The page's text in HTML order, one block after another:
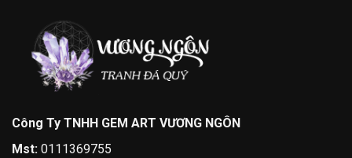
Công Ty TNHH GEM ART VƯƠNG NGÔN
Mst:0111369755